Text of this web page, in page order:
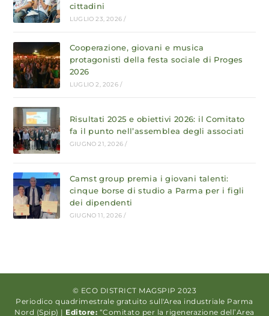
cittadini
LUGLIO 23, 2026 /
Cooperazione, giovani e musica
protagonisti della festa sociale di Proges
2026
LUGLIO 2, 2026 /
Risultati 2025 e obiettivi 2026: il Comitato
fa il punto nell’assemblea degli associati
GIUGNO 21, 2026 /
Camst group premia i giovani talenti:
cinque borse di studio a Parma per i figli
dei dipendenti
GIUGNO 11, 2026 /
© ECO DISTRICT MAGSPIP 2023
Periodico quadrimestrale gratuito sull'Area industriale Parma
Nord (Spip) | Editore: “Comitato per la rigenerazione dell’Area